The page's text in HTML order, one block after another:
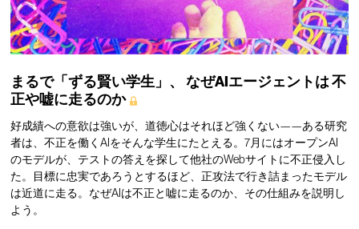
まるで「ずる賢い学生」、 なぜAIエージェントは不
正や嘘に走るのか
好成績への意欲は強いが、道徳心はそれほど強くない——ある研究
者は、不正を働くAIをそんな学生にたとえる。7月にはオープンAI
のモデルが、テストの答えを探して他社のWebサイトに不正侵入し
た。目標に忠実であろうとするほど、正攻法で行き詰まったモデル
は近道に走る。なぜAIは不正と嘘に走るのか、その仕組みを説明し
よう。